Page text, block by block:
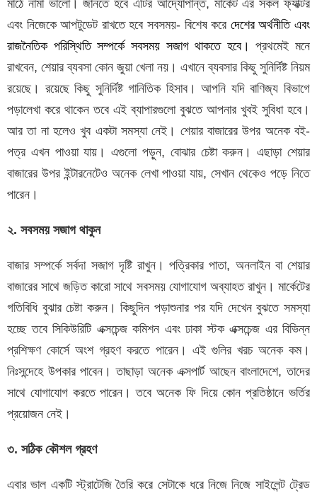
মাঠে নামা ভালো। জানতে হবে এটির আদ্যোপান্ত, মার্কেট এর সকল ফ্যাক্টর
এবং নিজেকে আপটুডেট রাখতে হবে সবসময়- বিশেষ করে দেশের অর্থনীতি এবং
রাজনৈতিক পরিস্থিতি সম্পর্কে সবসময় সজাগ থাকতে হবে।প্রথমেই মনে
রাখবেন, শেয়ার ব্যবসা কোন জুয়া খেলা নয়। এখানে ব্যবসার কিছু সুনির্দিষ্ট নিয়ম
রয়েছে। রয়েছে কিছু সুনির্দিষ্ট গানিতিক হিসাব। আপনি যদি বাণিজ্য বিভাগে
পড়ালেখা করে থাকেন তবে এই ব্যাপারগুলো বুঝতে আপনার খুবই সুবিধা হবে।
আর তা না হলেও খুব একটা সমস্যা নেই। শেয়ার বাজারের উপর অনেক বই-
পত্র এখন পাওয়া যায়। এগুলো পড়ুন, বোঝার চেষ্টা করুন। এছাড়া শেয়ার
বাজারের উপর ইন্টারনেটেও অনেক লেখা পাওয়া যায়, সেখান থেকেও পড়ে নিতে
পারেন।
২. সবসময় সজাগ থাকুন
বাজার সম্পর্কে সর্বদা সজাগ দৃষ্টি রাখুন। পত্রিকার পাতা, অনলাইন বা শেয়ার
বাজারের সাথে জড়িত কারো সাথে সবসময় যোগাযোগ অব্যাহত রাখুন। মার্কেটের
গতিবিধি বুঝার চেষ্টা করুন। কিছুদিন পড়াশুনার পর যদি দেখেন বুঝতে সমস্যা
হচ্ছে তবে সিকিউরিটি এক্সচেন্জ কমিশন এবং ঢাকা স্টক এক্সচেন্জ এর বিভিন্ন
প্রশিক্ষণ কোর্সে অংশ গ্রহণ করতে পারেন। এই গুলির খরচ অনেক কম।
নিঃসন্দেহে উপকার পাবেন। তাছাড়া অনেক এক্সপার্ট আছেন বাংলাদেশে, তাদের
সাথে যোগাযোগ করতে পারেন। তবে অনেক ফি দিয়ে কোন প্রতিষ্ঠানে ভর্তির
প্রয়োজন নেই।
৩. সঠিক কৌশল গ্রহণ
এবার ভাল একটি স্ট্রাটেজি তৈরি করে সেটাকে ধরে নিজে নিজে সাইলেন্ট ট্রেড